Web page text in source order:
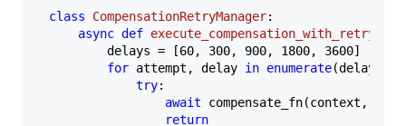
class CompensationRetryManager:
async def execute_compensation_with_retry
        delays = [
60, 300, 900, 1800, 3600]
for attempt, delay in enumerate(delays):
try:
await compensate_fn(context,
return